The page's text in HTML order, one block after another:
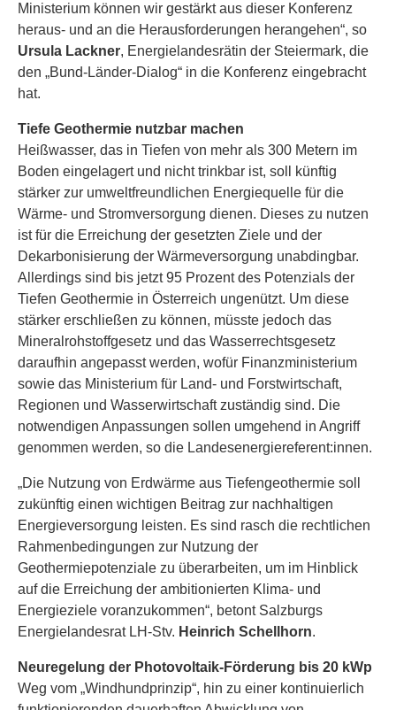
Ministerium können wir gestärkt aus dieser Konferenz
heraus- und an die Herausforderungen herangehen“, so
Ursula Lackner, Energielandesrätin der Steiermark, die
den „Bund-Länder-Dialog“ in die Konferenz eingebracht
hat.
Tiefe Geothermie nutzbar machen
Heißwasser, das in Tiefen von mehr als 300 Metern im
Boden eingelagert und nicht trinkbar ist, soll künftig
stärker zur umweltfreundlichen Energiequelle für die
Wärme- und Stromversorgung dienen. Dieses zu nutzen
ist für die Erreichung der gesetzten Ziele und der
Dekarbonisierung der Wärmeversorgung unabdingbar.
Allerdings sind bis jetzt 95 Prozent des Potenzials der
Tiefen Geothermie in Österreich ungenützt. Um diese
stärker erschließen zu können, müsste jedoch das
Mineralrohstoffgesetz und das Wasserrechtsgesetz
daraufhin angepasst werden, wofür Finanzministerium
sowie das Ministerium für Land- und Forstwirtschaft,
Regionen und Wasserwirtschaft zuständig sind. Die
notwendigen Anpassungen sollen umgehend in Angriff
genommen werden, so die Landesenergiereferent:innen.
„Die Nutzung von Erdwärme aus Tiefengeothermie soll
zukünftig einen wichtigen Beitrag zur nachhaltigen
Energieversorgung leisten. Es sind rasch die rechtlichen
Rahmenbedingungen zur Nutzung der
Geothermiepotenziale zu überarbeiten, um im Hinblick
auf die Erreichung der ambitionierten Klima- und
Energieziele voranzukommen“, betont Salzburgs
Energielandesrat LH-Stv. Heinrich Schellhorn.
Neuregelung der Photovoltaik-Förderung bis 20 kWp
Weg vom „Windhundprinzip“, hin zu einer kontinuierlich